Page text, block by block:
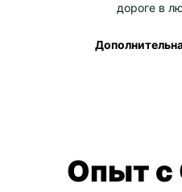
дороге в
Опыт с